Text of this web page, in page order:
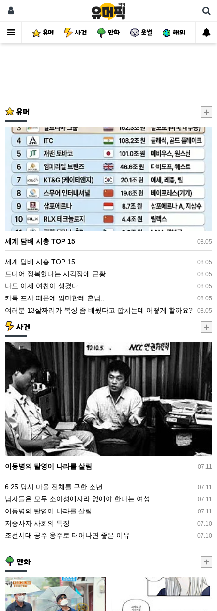
유머 사건 만화 웃썰 해외 핫
유머
TOP
15
08.05
세계 담배 시총 TOP 15
08.05
세계 담배 시총 TOP 15
08.05
드디어 정복했다는 시각장애 근황
08.05
나도 이제 여친이 생겼다.
08.05
카톡 프사 때문에 엄마한테 혼남;;
08.05
여러분 13살짜리가 복싱 좀 배웠다고 깝치는데 어떻게 할까요?
사건
이
의
탈
이
나
라
를
살
07.11
이등병의 탈영이 나라를 살림
07.11
6.25 당시 마을 전체를 구한 소년
07.11
남자들은 모두 소아성애자라 없애야 한다는 여성
07.11
이등병의 탈영이 나라를 살림
07.10
저승사자 사회의 특징
07.10
조선시대 공주 옹주로 태어나면 좋은 이유
만화
만
화
방